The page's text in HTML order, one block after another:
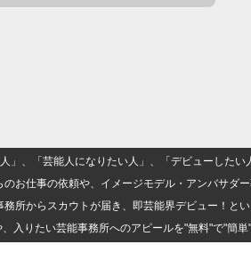
、「芸能人になりたい人」、「デビューしたい
お仕事の依頼や、イメージモデル・アンバサダ
所からスカウトが届き、即芸能界デビュー！とい
入りたい芸能事務所へのアピールを"無料"で"簡単